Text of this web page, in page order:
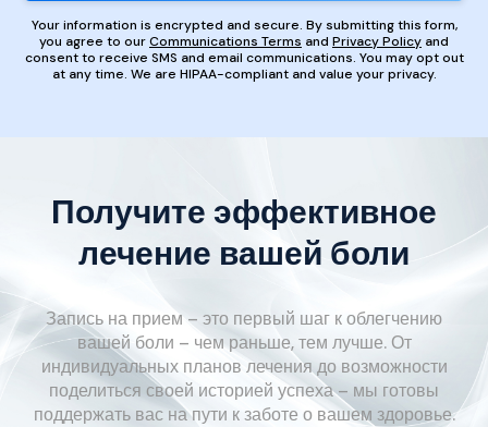
Your information is encrypted and secure. By submitting this form,
you agree to ourCommunications Terms and Privacy Policy and
consent to receive SMS and email communications. You may opt out
at any time. We are HIPAA-compliant and value your privacy.
Получите эффективное
лечение вашей боли
Запись на прием – это первый шаг к облегчению
вашей боли – чем раньше, тем лучше. От
индивидуальных планов лечения до возможности
поделиться своей историей успеха – мы готовы
поддержать вас на пути к заботе о вашем здоровье.